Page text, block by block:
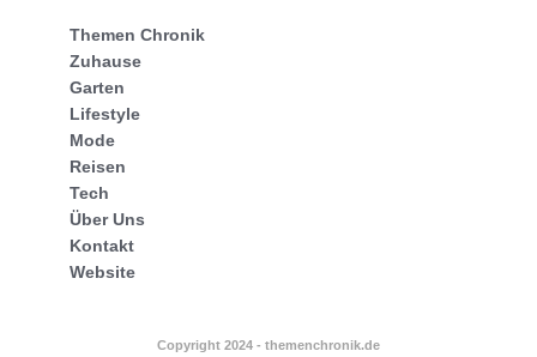
Themen Chronik
Zuhause
Garten
Lifestyle
Mode
Reisen
Tech
Über Uns
Kontakt
Website
Copyright 2024 - themenchronik.de